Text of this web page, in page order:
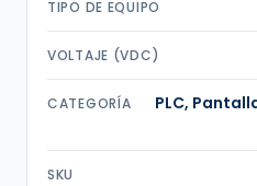
TIPO DE EQUIPO
VOLTAJE (VDC)
CATEGORÍA
PLC,
SKU